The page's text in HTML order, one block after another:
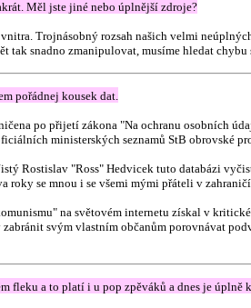
Měl jste jiné nebo úplnější zdroje?
Trojnásobný rozsah našich velmi
snadno zmanipulovat, musíme hledat
pořádnej kousek dat.
po přijetí zákona "Na ochranu osobních
ministerských seznamů StB obrovské
Rostislav "Ross" Hedvicek tuto databázi
roky se mnou i se všemi mými přáteli v
na světovém internetu získal v
svým vlastním občanům porovnávat
fleku a to platí i u pop zpěváků a dnes je úplně